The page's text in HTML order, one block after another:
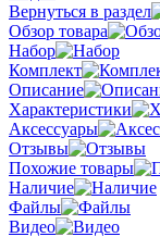
Вернуться в раздел
Обзор товара
Набор
Комплект
Описание
Характеристики
Аксессуары
Отзывы
Похожие товары
Наличие
Файлы
Видео